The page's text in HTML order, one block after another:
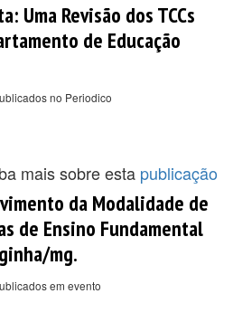
Uma Revisão dos TCCs
de Educação
no Periodico
mais sobre esta publicação
da Modalidade de
de Ensino Fundamental
mg.
em evento